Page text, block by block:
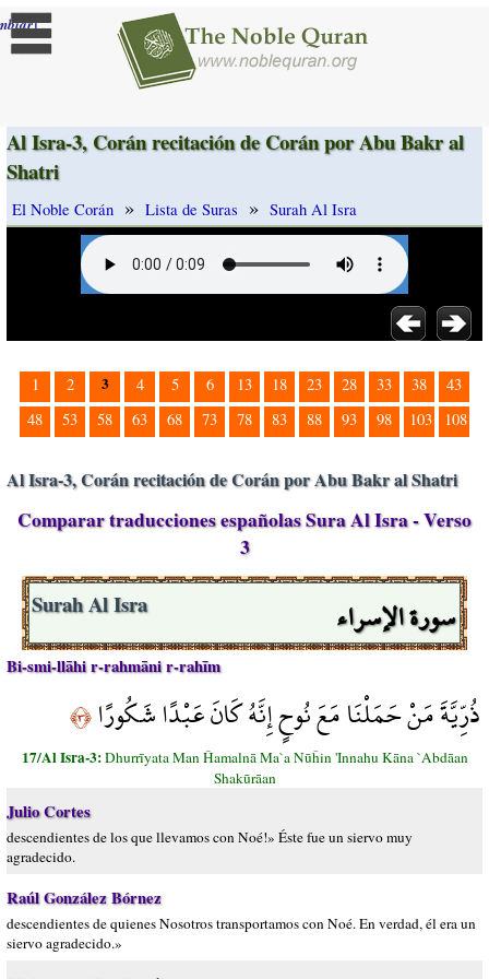
]
Al Isra-3, Corán recitación de Corán por Abu Bakr al
Shatri
El Noble Corán » Lista de Suras » Surah Al Isra
1 2 3 4 5 6 13 18 23 28 33 38
43
48
53 58 63 68 73 78 83 88 93 98 103 108
Al Isra-3, Corán recitación de Corán por Abu Bakr al Shatri
Comparar traducciones españolas Sura Al Isra - Verso
3
سورة الإسراء Surah Al Isra
Bi-smi-llāhi r-rahmāni r-rahīm
ذُرِّيَّةَ مَنْ حَمَلْنَا مَعَ نُوحٍ إِنَّهُ كَانَ عَبْدًا شَكُورًا﴿٣﴾
17/Al Isra-3:Dhurrīyata Man Ĥamalnā Ma`a Nūĥin 'Innahu Kāna `Abdāan
Shakūrāan
Julio Cortes
descendientes de los que llevamos con Noé!» Éste fue un siervo muy
agradecido.
Raúl González Bórnez
descendientes de quienes Nosotros transportamos con Noé. En verdad, él era un
siervo agradecido.»